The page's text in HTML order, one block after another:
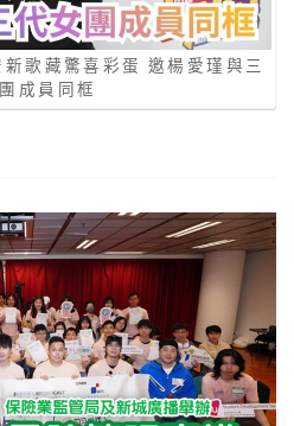
新歌藏驚喜彩蛋 邀楊愛瑾與三
成員同框